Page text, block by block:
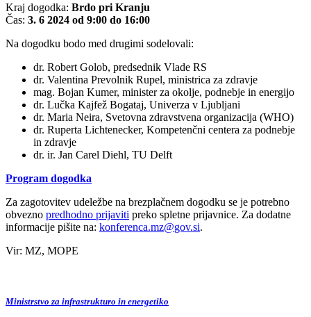
Kraj dogodka: Brdo pri Kranju
Čas: 3. 6 2024 od 9:00 do 16:00
Na dogodku bodo med drugimi sodelovali:
dr. Robert Golob, predsednik Vlade RS
dr. Valentina Prevolnik Rupel, ministrica za zdravje
mag. Bojan Kumer, minister za okolje, podnebje in energijo
dr. Lučka Kajfež Bogataj, Univerza v Ljubljani
dr. Maria Neira, Svetovna zdravstvena organizacija (WHO)
dr. Ruperta Lichtenecker, Kompetenčni centera za podnebje
in zdravje
dr. ir. Jan Carel Diehl, TU Delft
Program dogodka
Za zagotovitev udeležbe na brezplačnem dogodku se je potrebno
obvezno predhodno prijaviti preko spletne prijavnice. Za dodatne
informacije pišite na: konferenca.mz@gov.si.
Vir: MZ, MOPE
Ministrstvo za infrastrukturo in energetiko